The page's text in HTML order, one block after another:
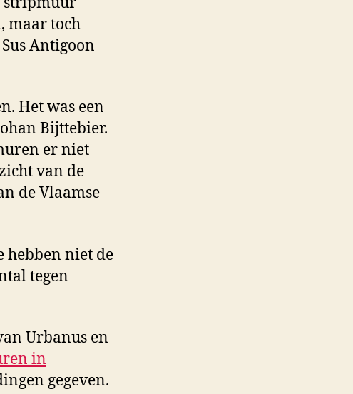
maar toch
Antigoon
Het was een
Bijttebier.
er niet
van de
de Vlaamse
hebben niet de
tegen
Urbanus en
in
gegeven.